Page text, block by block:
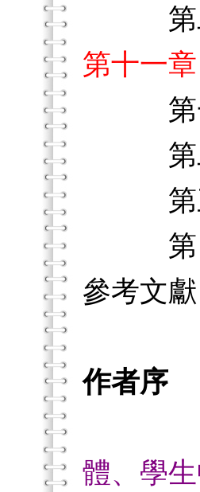
第二
第十一
第一
第二
第三
第四
參考文獻
作者序
體、學